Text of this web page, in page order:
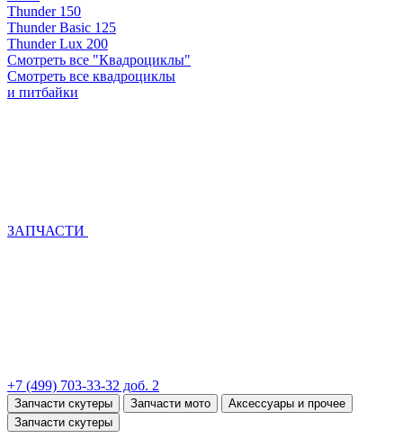
Thunder 150
Thunder Basic 125
Thunder Lux 200
Смотреть все "Квадроциклы"
Смотреть все квадроциклы
и питбайки
ЗАПЧАСТИ
+7 (499) 703-33-32 доб. 2
Запчасти скутеры Запчасти мото
Аксессуары и прочее
Запчасти скутеры